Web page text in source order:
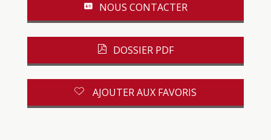
NOUS CONTACTER
DOSSIER PDF
AJOUTER AUX FAVORIS